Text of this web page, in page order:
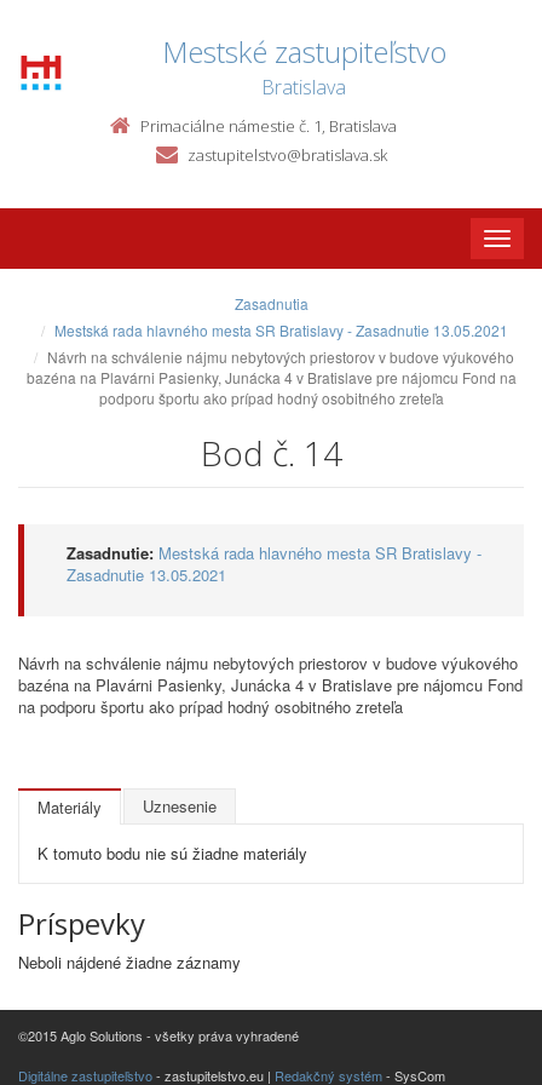
Mestské zastupiteľstvo
Bratislava
Primaciálne námestie č. 1, Bratislava
zastupitelstvo@bratislava.sk
Toggle
Zasadnutia
Mestská rada hlavného mesta SR Bratislavy - Zasadnutie 13.05.2021
Návrh na schválenie nájmu nebytových priestorov v budove výukového
bazéna na Plavárni Pasienky, Junácka 4 v Bratislave pre nájomcu Fond na
podporu športu ako prípad hodný osobitného zreteľa
Bod č. 14
Zasadnutie: Mestská rada hlavného mesta SR Bratislavy -
Zasadnutie 13.05.2021
Návrh na schválenie nájmu nebytových priestorov v budove výukového
bazéna na Plavárni Pasienky, Junácka 4 v Bratislave pre nájomcu Fond
na podporu športu ako prípad hodný osobitného zreteľa
Materiály Uznesenie
K tomuto bodu nie sú žiadne materiály
Príspevky
Neboli nájdené žiadne záznamy
©2015 Aglo Solutions - všetky práva vyhradené
Digitálne zastupiteľstvo- zastupitelstvo.eu | Redakčný systém- SysCom